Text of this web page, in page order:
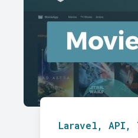
Laravel, API,